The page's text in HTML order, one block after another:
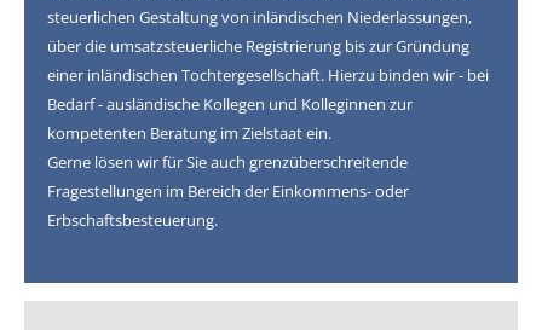
steuerlichen Gestaltung von inländischen Niederlassungen,
über die umsatzsteuerliche Registrierung bis zur Gründung
einer inländischen Tochtergesellschaft. Hierzu binden wir - bei
Bedarf - ausländische Kollegen und Kolleginnen zur
kompetenten Beratung im Zielstaat ein.
Gerne lösen wir für Sie auch grenzüberschreitende
Fragestellungen im Bereich der Einkommens- oder
Erbschaftsbesteuerung.